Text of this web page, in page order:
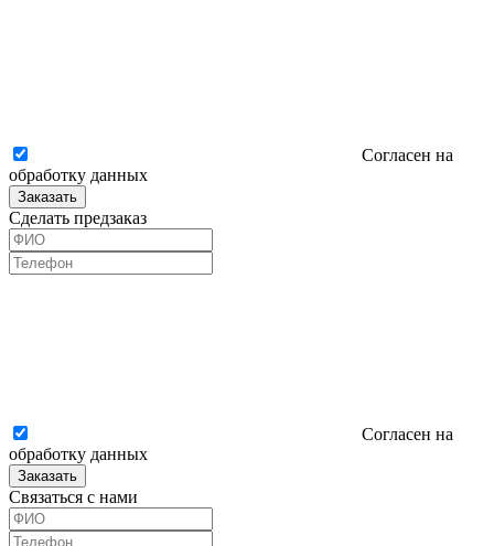
Согласен на
обработку данных
Заказать
Сделать предзаказ
Согласен на
обработку данных
Заказать
Связаться с нами